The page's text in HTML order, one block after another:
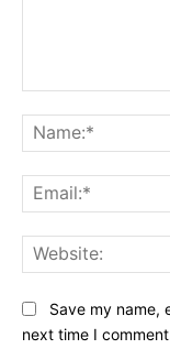
Save my name,
next time I